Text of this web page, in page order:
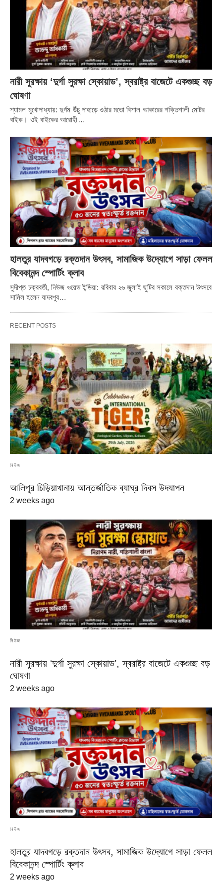
নারী সুরক্ষায় ‘দুর্গা সুরক্ষা স্কোয়াড’, স্বরাষ্ট্র বাজেটে একগুচ্ছ বড়
ঘোষণা
শ্যামল মুখোপাধ্যায়: দুর্গম উঁচু পাহাড়ে ওঠার মতো বিশাল আকারের শক্তিশালী মোটর
বাইক। ওই বাইকের আরোহী…
হালতুর যাদবগড়ে রক্তদান উৎসব, সামাজিক উদ্যোগে সাড়া ফেলল
বিবেকানন্দ স্পোর্টিং ক্লাব
সুদীপ্ত চক্রবর্তী, নিউজ ওয়েভ ইন্ডিয়া: রবিবার ২৬ জুলাই ছুটির সকালে রক্তদান উৎসবে
সামিল হলেন যাদবপুর…
RECENT POSTS
নিউজ
আলিপুর চিড়িয়াখানায় আন্তর্জাতিক ব্যাঘ্র দিবস উদযাপন
2 weeks ago
নিউজ
নারী সুরক্ষায় ‘দুর্গা সুরক্ষা স্কোয়াড’, স্বরাষ্ট্র বাজেটে একগুচ্ছ বড়
ঘোষণা
2 weeks ago
নিউজ
হালতুর যাদবগড়ে রক্তদান উৎসব, সামাজিক উদ্যোগে সাড়া ফেলল
বিবেকানন্দ স্পোর্টিং ক্লাব
2 weeks ago